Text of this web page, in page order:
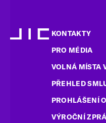
KONTAKTY
PRO MÉDIA
VOLNÁ MÍSTA
PŘEHLED
PROHLÁŠENÍ
VÝROČNÍ